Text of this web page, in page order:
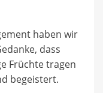
haben wir
dass
Früchte tragen
begeistert.